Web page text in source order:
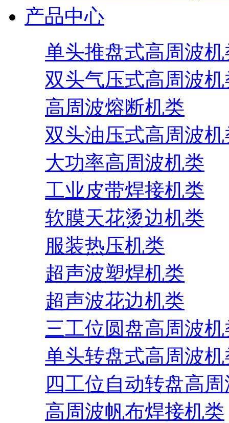
产品中心
单头推盘式高周波机
双头气压式高周波机
高周波熔断机类
双头油压式高周波机
大功率高周波机类
工业皮带焊接机类
软膜天花烫边机类
服装热压机类
超声波塑焊机类
超声波花边机类
三工位圆盘高周波机
单头转盘式高周波机
四工位自动转盘高
高周波帆布焊接机类